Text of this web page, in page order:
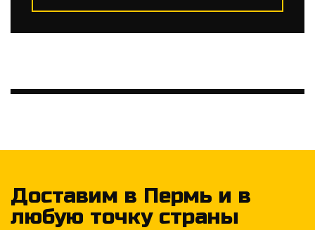
Доставим в Пермь и в
любую точку страны